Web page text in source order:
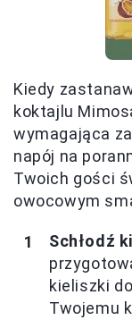
Kiedy
koktajlu
wymagająca
napój na
Twoich gości
owocowym
Schłodź
kieliszki
Twojemu